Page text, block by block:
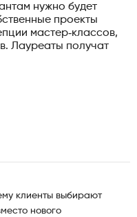
нужно будет
проекты
мастер‑классов,
Лауреаты получат
клиенты выбирают
нового